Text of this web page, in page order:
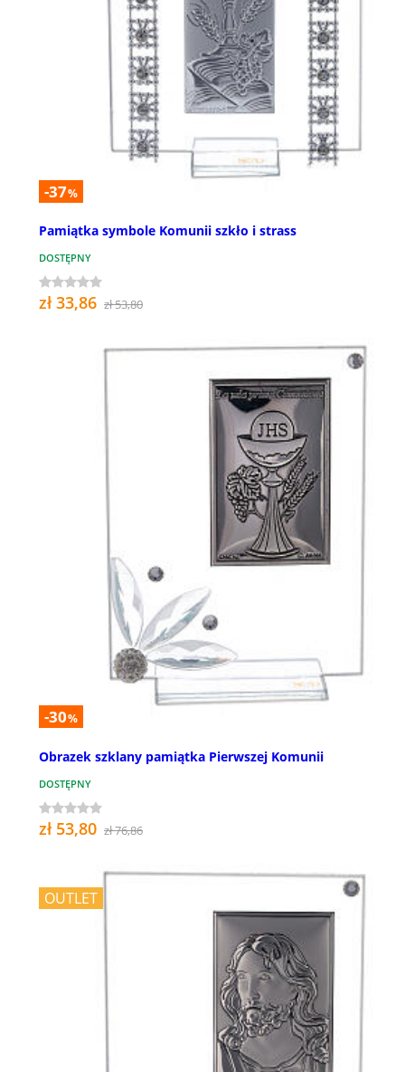
-37%
Pamiątka symbole Komunii szkło i strass
DOSTĘPNY
zł 33,86 zł 53,80
-30%
Obrazek szklany pamiątka Pierwszej Komunii
DOSTĘPNY
zł 53,80 zł 76,86
OUTLET